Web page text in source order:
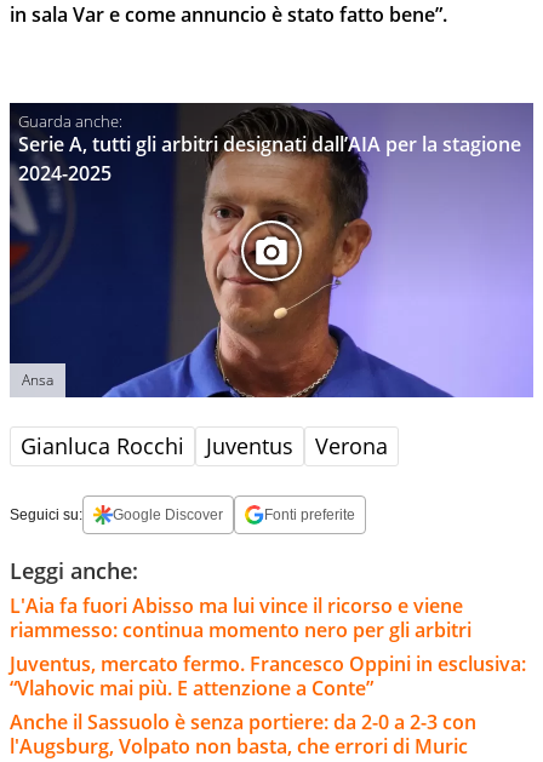
in sala Var e come annuncio è stato fatto bene”.
Serie A, tutti gli arbitri designati dall’AIA per la stagione
2024-2025
Ansa
Gianluca Rocchi Juventus Verona
Seguici su: Google Discover Fonti preferite
Leggi anche:
L'Aia fa fuori Abisso ma lui vince il ricorso e viene
riammesso: continua momento nero per gli arbitri
Juventus, mercato fermo. Francesco Oppini in esclusiva:
“Vlahovic mai più. E attenzione a Conte”
Anche il Sassuolo è senza portiere: da 2-0 a 2-3 con
l'Augsburg, Volpato non basta, che errori di Muric